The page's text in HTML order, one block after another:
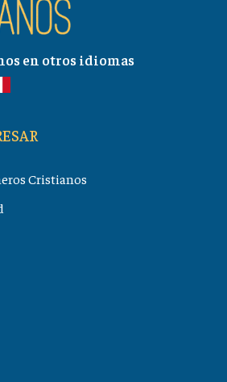
en otros idiomas
Cristianos